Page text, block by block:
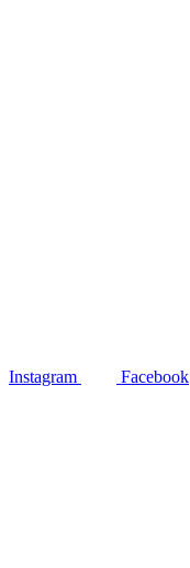
Instagram Facebook